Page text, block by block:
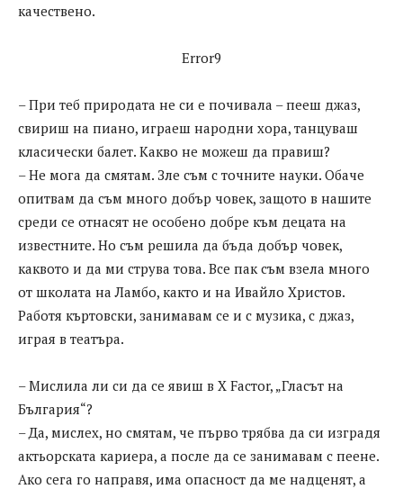
качествено.
Error9
– При теб природата не си е почивала – пееш джаз,
свириш на пиано, играеш народни хора, танцуваш
класически балет. Какво не можеш да правиш?
– Не мога да смятам. Зле съм с точните науки. Обаче
опитвам да съм много добър човек, защото в нашите
среди се отнасят не особено добре към децата на
известните. Но съм решила да бъда добър човек,
каквото и да ми струва това. Все пак съм взела много
от школата на Ламбо, както и на Ивайло Христов.
Работя къртовски, занимавам се и с музика, с джаз,
играя в театъра.
– Мислила ли си да се явиш в X Fаcтоr, „Гласът на
България“?
– Да, мислех, но смятам, че първо трябва да си изградя
актьорската кариера, а после да се занимавам с пеене.
Ако сега го направя, има опасност да ме надценят, а